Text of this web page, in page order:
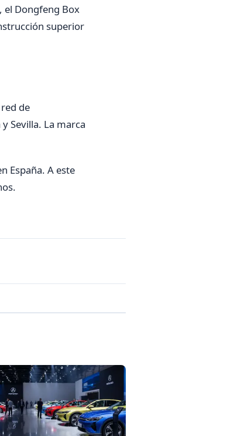
el Dongfeng Box
superior
de
Sevilla. La marca
España. A este